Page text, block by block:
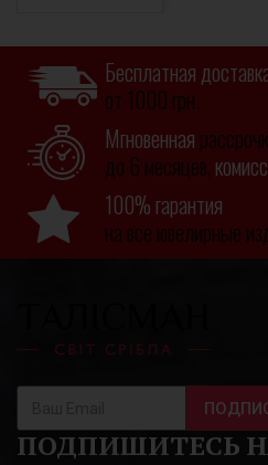
Бесплатная
от 1000 грн.
Мгновенная
до 6 месяцев,
100% гарантия
на все ювелирные
ПОДПИШИТЕСЬ